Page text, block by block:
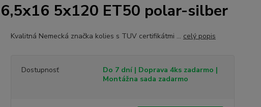
5x120 ET50 polar-silber
Kvalitná Nemecká značka kolies s TUV certifikátmi ... celý popis
Dostupnosť
Do 7 dní | Doprava 4ks zadarmo |
Montážna sada zadarmo